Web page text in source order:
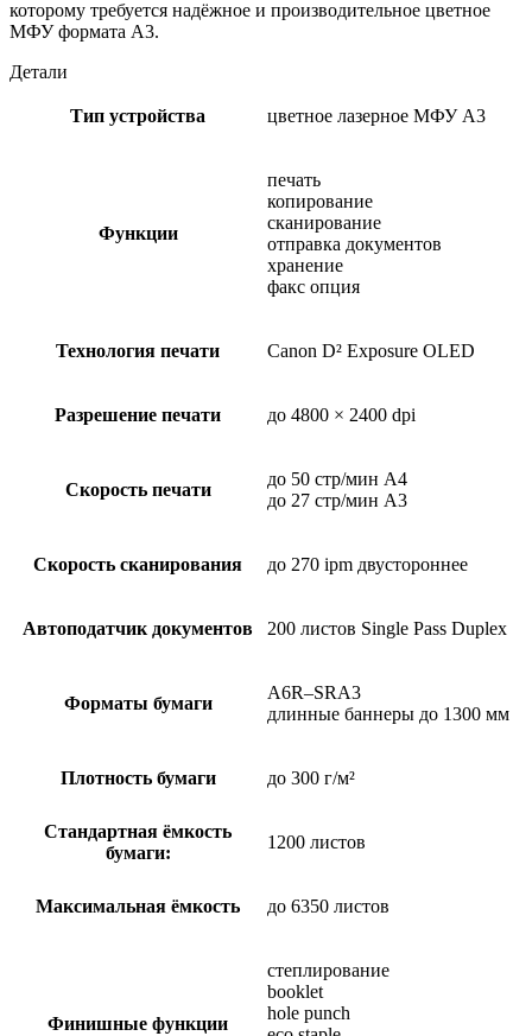
которому требуется надёжное и производительное цветное
МФУ формата A3.
Детали
Тип устройства цветное лазерное МФУ A3
Функции
печать
копирование
сканирование
отправка документов
хранение
факс опция
Технология печати Canon D² Exposure OLED
Разрешение печати до 4800 × 2400 dpi
Скорость печати
до 50 стр/мин A4
до 27 стр/мин A3
Скорость сканирования до 270 ipm двустороннее
Автоподатчик документов 200 листов Single Pass Duplex
Форматы бумаги
A6R–SRA3
длинные баннеры до 1300 мм
Плотность бумаги до 300 г/м²
Стандартная ёмкость
бумаги:
1200 листов
Максимальная ёмкость до 6350 листов
Финишные функции
степлирование
booklet
hole punch